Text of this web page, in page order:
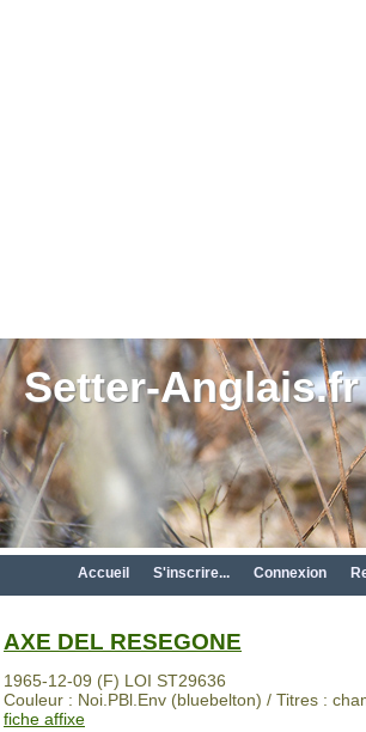
Setter-Anglais.fr
Accueil S'inscrire... Connexion
AXE DEL RESEGONE
1965-12-09 (F) LOI ST29636
Couleur : Noi.PBl.Env (bluebelton) / Titres :
fiche affixe